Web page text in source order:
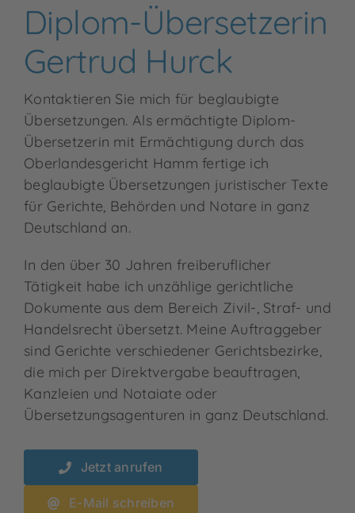
Diplom-Übersetzerin
Gertrud Hurck
Kontaktieren Sie mich für beglaubigte
Übersetzungen. Als ermächtigte Diplom-
Übersetzerin mit Ermächtigung durch das
Oberlandesgericht Hamm fertige ich
beglaubigte Übersetzungen juristischer Texte
für Gerichte, Behörden und Notare in ganz
Deutschland an.
In den über 30 Jahren freiberuflicher
Tätigkeit habe ich unzählige gerichtliche
Dokumente aus dem Bereich Zivil-, Straf- und
Handelsrecht übersetzt. Meine Auftraggeber
sind Gerichte verschiedener Gerichtsbezirke,
die mich per Direktvergabe beauftragen,
Kanzleien und Notaiate oder
Übersetzungsagenturen in ganz Deutschland.
Jetzt anrufen
E-Mail schreiben